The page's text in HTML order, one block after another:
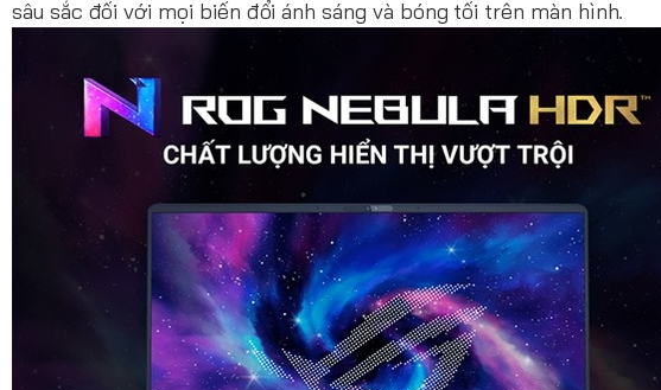
sâu sắc đối với mọi biến đổi ánh sáng và bóng tối trên màn hình.